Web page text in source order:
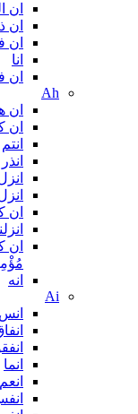
ان
ان
ان
انا
ان
Ah
ان
ان
انتم
انذر
ان
ان
انه
Ai
انس
انما
انعم